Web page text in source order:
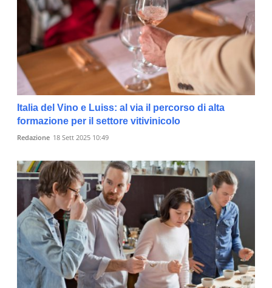
Italia del Vino e Luiss: al via il percorso di alta
formazione per il settore vitivinicolo
Redazione 18 Sett 2025 10:49